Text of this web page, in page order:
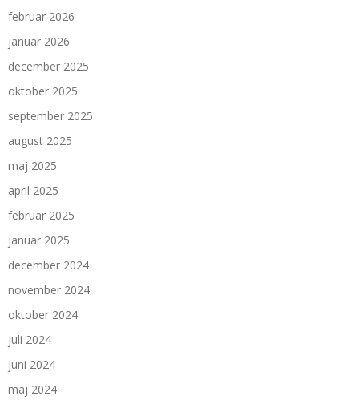
februar 2026
januar 2026
december 2025
oktober 2025
september 2025
august 2025
maj 2025
april 2025
februar 2025
januar 2025
december 2024
november 2024
oktober 2024
juli 2024
juni 2024
maj 2024